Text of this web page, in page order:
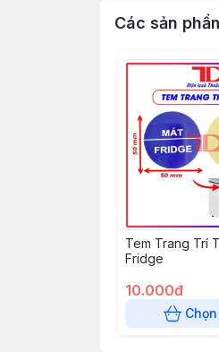
Các sản
Tem Trang Trí
Fridge
10.000đ